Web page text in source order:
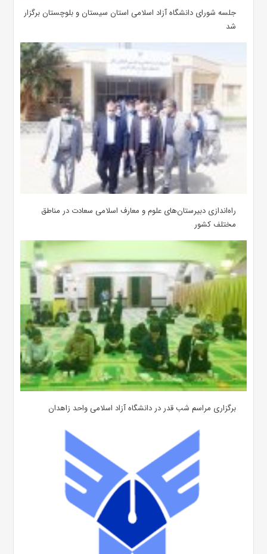
جلسه شورای دانشگاه آزاد اسلامی استان سیستان و بلوچستان برگزار
شد
‌راه‌اندازی دبیرستان‌های علوم و معارف اسلامی سعادت در مناطق
مختلف کشور
برگزاری مراسم شب قدر در دانشگاه آزاد اسلامی واحد زاهدان